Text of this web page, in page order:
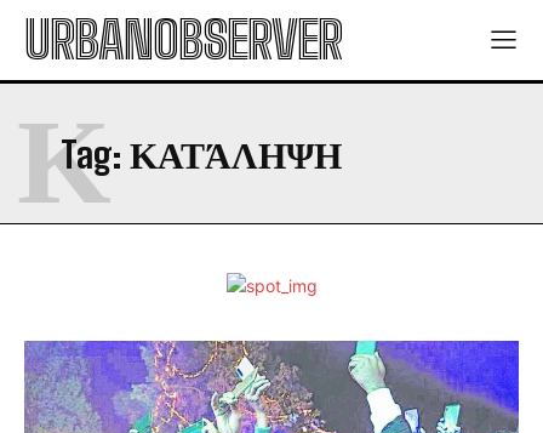
URBANOBSERVER
Tag: ΚΑΤΆΛΗΨΗ
Κ